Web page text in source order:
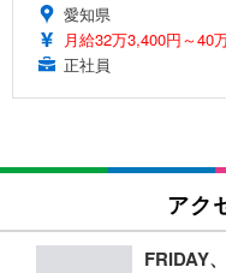
愛知県
月給32万3,400円～40
正社員
アク
FRIDAY